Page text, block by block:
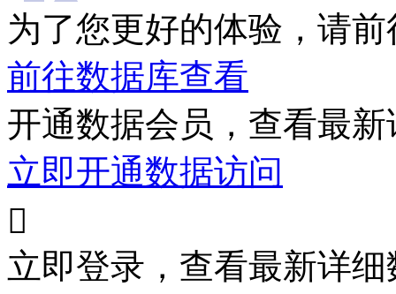
为了您更好的体验，请
前往数据库查看
开通数据会员，查看最
立即开通数据访问

立即登录，查看最新详细